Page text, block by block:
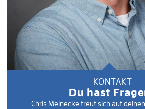
KONTAKT
Du hast
Chris Meinecke freut sich auf